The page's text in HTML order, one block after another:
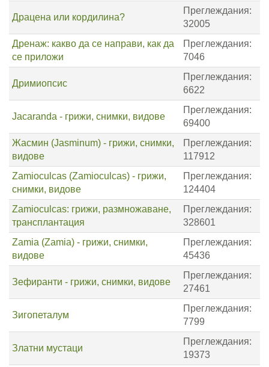
Драцена или кордилина?
Преглеждания:
32005
Дренаж: какво да се направи, как да
се приложи
Преглеждания:
7046
Дримиопсис
Преглеждания:
6622
Jacaranda - грижи, снимки, видове
Преглеждания:
69400
Жасмин (Jasminum) - грижи, снимки,
видове
Преглеждания:
117912
Zamioculcas (Zamioculcas) - грижи,
снимки, видове
Преглеждания:
124404
Zamioculcas: грижи, размножаване,
трансплантация
Преглеждания:
328601
Zamia (Zamia) - грижи, снимки,
видове
Преглеждания:
45436
Зефиранти - грижи, снимки, видове
Преглеждания:
27461
Зигопеталум
Преглеждания:
7799
Златни мустаци
Преглеждания:
19373